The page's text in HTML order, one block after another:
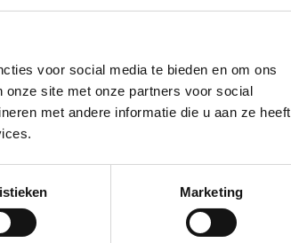
voor social media te bieden en om ons
site met onze partners voor social
met andere informatie die u aan ze heeft
Marketing